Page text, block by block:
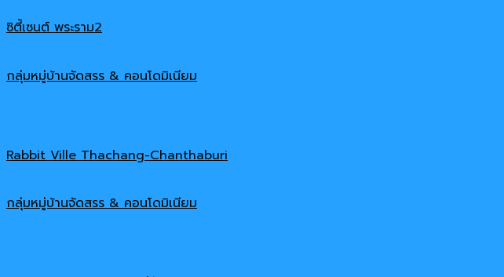
ซิตี้เซนต์ พระราม2
กลุ่มหมู่บ้านจัดสรร & คอนโดมิเนียม
Rabbit Ville Thachang-Chanthaburi
กลุ่มหมู่บ้านจัดสรร & คอนโดมิเนียม